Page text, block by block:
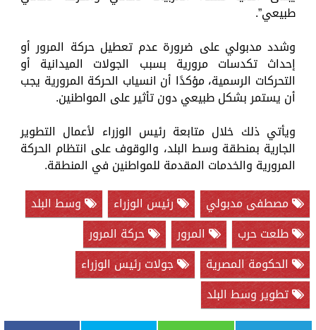
طبيعي”.
وشدد مدبولي على ضرورة عدم تعطيل حركة المرور أو
إحداث تكدسات مرورية بسبب الجولات الميدانية أو
التحركات الرسمية، مؤكدًا أن انسياب الحركة المرورية يجب
أن يستمر بشكل طبيعي دون تأثير على المواطنين.
ويأتي ذلك خلال متابعة رئيس الوزراء لأعمال التطوير
الجارية بمنطقة وسط البلد، والوقوف على انتظام الحركة
المرورية والخدمات المقدمة للمواطنين في المنطقة.
مصطفى مدبولي
رئيس الوزراء
وسط البلد
طلعت حرب
المرور
حركة المرور
الحكومة المصرية
جولات رئيس الوزراء
تطوير وسط البلد